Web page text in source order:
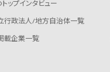
トップインタビュー
行政法人/地方自治体一覧
載企業一覧